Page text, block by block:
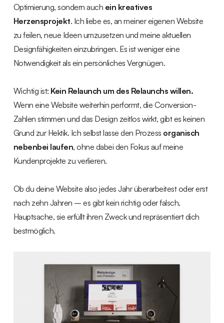
Optimierung, sondern auch ein kreatives
Herzensprojekt. Ich liebe es, an meiner eigenen Website
zu feilen, neue Ideen umzusetzen und meine aktuellen
Designfähigkeiten einzubringen. Es ist weniger eine
Notwendigkeit als ein persönliches Vergnügen.
Wichtig ist: Kein Relaunch um des Relaunchs willen.
Wenn eine Website weiterhin performt, die Conversion-
Zahlen stimmen und das Design zeitlos wirkt, gibt es keinen
Grund zur Hektik. Ich selbst lasse den Prozess organisch
nebenbei laufen, ohne dabei den Fokus auf meine
Kundenprojekte zu verlieren.
Ob du deine Website also jedes Jahr überarbeitest oder erst
nach zehn Jahren – es gibt kein richtig oder falsch.
Hauptsache, sie erfüllt ihren Zweck und repräsentiert dich
bestmöglich.